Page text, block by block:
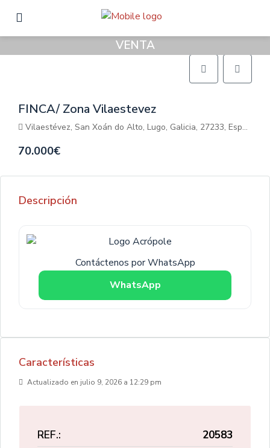
VENTA
FINCA/ Zona Vilaestevez
Vilaestévez, San Xoán do Alto, Lugo, Galicia, 27233, España
70.000€
Descripción
Contáctenos por WhatsApp
WhatsApp
Características
Actualizado en julio 9, 2026 a 12:29 pm
REF.:
20583